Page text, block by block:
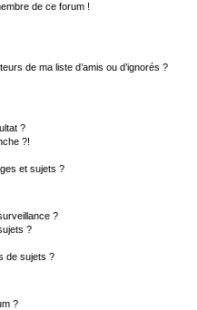
de ce forum !
de ma liste d’amis ou d’ignorés ?
?
?!
et sujets ?
?
?
de sujets ?
?